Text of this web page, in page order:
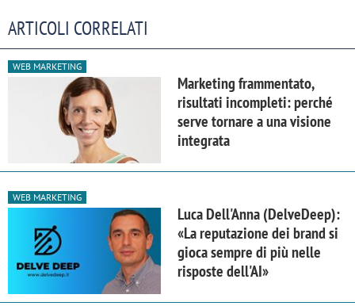
ARTICOLI CORRELATI
WEB MARKETING
Marketing frammentato,
risultati incompleti: perché
serve tornare a una visione
integrata
WEB MARKETING
Luca Dell'Anna (DelveDeep):
«La reputazione dei brand si
gioca sempre di più nelle
risposte dell'AI»